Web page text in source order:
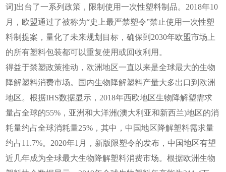
词]出台了一系列政策，限制使用一次性塑料制品。2018年10
月，欧盟通过了被称为“史上最严禁塑令”禁止使用一次性塑
料制提案，量化了未来规划目标，确保到2030年欧盟市场上
的所有塑料包装都可以重复使用或回收利用。
得益于禁塑政策推动，欧洲地区一直以来是全球最大的生物
降解塑料消费市场。国内生物降解塑料产量大多出口到欧洲
地区。根据IHS数据显示，2018年西欧地区生物降解塑需求
量占全球的55%，亚洲和大洋洲(澳大利亚和新西兰)地区的消
耗量约占全球消耗量25%，其中，中国地区降解塑料需求量
约占11.7%。2020年1月，新版限塑令的发布，中国地区有望
近几年成为全球最大生物降解塑料消费市场。根据欧洲生物